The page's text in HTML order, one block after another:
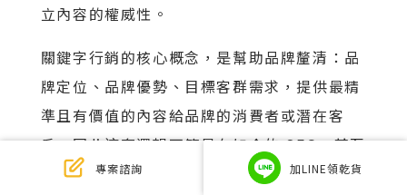
專案諮詢 加LINE領乾貨
立內容的權威性。
關鍵字行銷的核心概念，是幫助品牌釐清：品
牌定位、品牌優勢、目標客群需求，提供最精
準且有價值的內容給品牌的消費者或潛在客
戶。因此這套邏輯不管是在如今的 SEO，甚至
延伸的 AEO/GEO 行銷都適用。